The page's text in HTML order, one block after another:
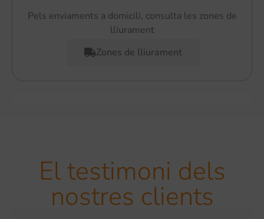
Pels enviaments a domicili, consulta les zones de
lliurament
Zones de lliurament
El testimoni dels
nostres clients